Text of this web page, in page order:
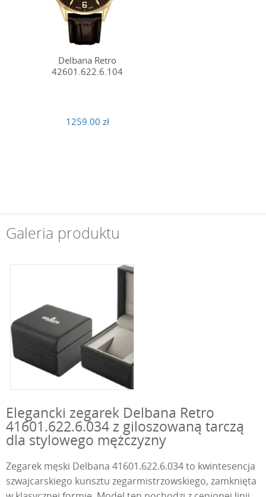
Delbana Retro
42601.622.6.104
1259.00 zł
Galeria produktu
Elegancki zegarek Delbana Retro
41601.622.6.034 z giloszowaną tarczą
dla stylowego mężczyzny
Zegarek męski Delbana 41601.622.6.034 to kwintesencja
szwajcarskiego kunsztu zegarmistrzowskiego, zamknięta